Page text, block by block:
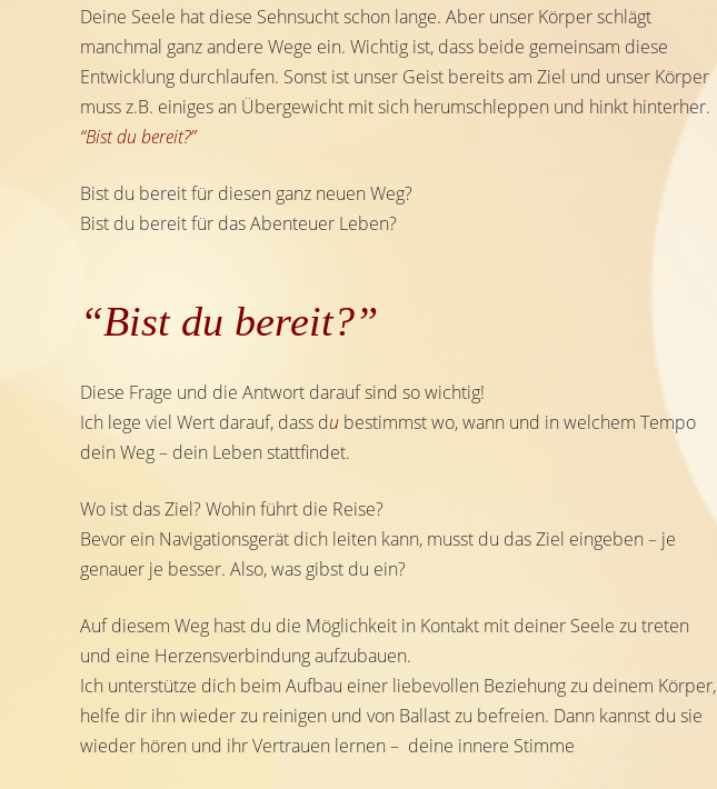
Deine Seele hat diese Sehnsucht schon lange. Aber unser Körper schlägt
manchmal ganz andere Wege ein. Wichtig ist, dass beide gemeinsam diese
Entwicklung durchlaufen. Sonst ist unser Geist bereits am Ziel und unser Körper
muss z.B. einiges an Übergewicht mit sich herumschleppen und hinkt hinterher.
“Bist du bereit?”
Bist du bereit für diesen ganz neuen Weg?
Bist du bereit für das Abenteuer Leben?
“Bist du bereit?”
Diese Frage und die Antwort darauf sind so wichtig!
Ich lege viel Wert darauf, dass du bestimmst wo, wann und in welchem Tempo
dein Weg – dein Leben stattfindet.
Wo ist das Ziel? Wohin führt die Reise?
Bevor ein Navigationsgerät dich leiten kann, musst du das Ziel eingeben – je
genauer je besser. Also, was gibst du ein?
Auf diesem Weg hast du die Möglichkeit in Kontakt mit deiner Seele zu treten
und eine Herzensverbindung aufzubauen.
Ich unterstütze dich beim Aufbau einer liebevollen Beziehung zu deinem Körper,
helfe dir ihn wieder zu reinigen und von Ballast zu befreien. Dann kannst du sie
wieder hören und ihr Vertrauen lernen – deine innere Stimme